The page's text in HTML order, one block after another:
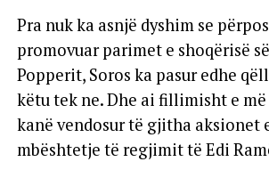
Pra nuk ka asnjë dyshim se
promovuar parimet e shoqërisë
Popperit, Soros ka pasur edhe
këtu tek ne. Dhe ai fillimisht e
kanë vendosur të gjitha aksionet
mbështetje të regjimit të Edi